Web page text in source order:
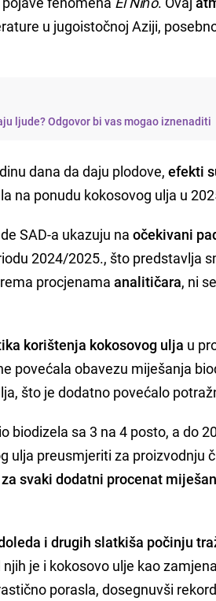
u jugoistočnoj Aziji,
ljude? Odgovor bi vas mogao iznenaditi
dana da daju plodove,efekti
na ponudu kokosovog ulja u
SAD-a ukazuju na očekivani
2024/2025., što predstavlja
procjenamaanalitičara, ni
korištenja kokosovog ulja u
povećala obavezu miješanja
što je dodatno povećalo
biodizela sa 3 na 4 posto, a do
ulja preusmjeriti za proizvodnju
za svaki dodatni procenat
i drugih slatkiša počinju
je i kokosovo ulje kao
porasla, dosegnuvši